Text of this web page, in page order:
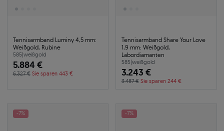
Tennisarmband Luminy 4,5 mm:
Weißgold, Rubine
585|weißgold
5.884 €
6.327 € Sie sparen 443 €
Tennisarmband Share Your Love
1,9 mm: Weißgold,
Labordiamanten
585|weißgold
3.243 €
3.487 € Sie sparen 244 €
-7% -7%